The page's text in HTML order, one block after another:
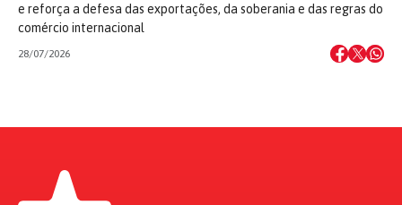
e reforça a defesa das exportações, da soberania e das regras do
comércio internacional
28/07/2026